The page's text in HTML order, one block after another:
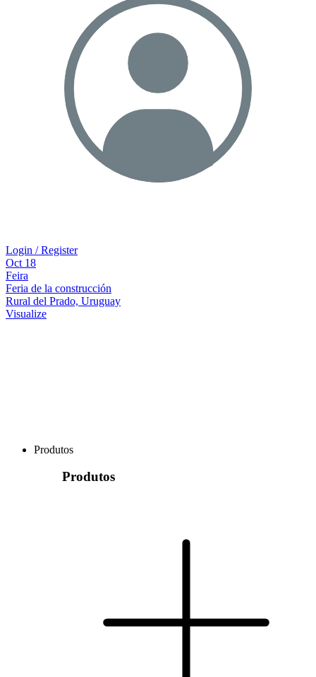
Login / Register
Oct 18
Feira
Feria de la construcción
Rural del Prado, Uruguay
Visualize
Produtos
Produtos